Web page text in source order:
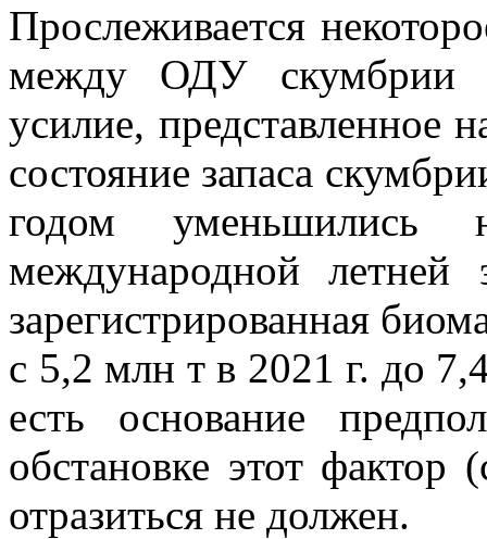
Прослеживается
между ОДУ скумбрии
усилие, представленное
состояние запаса
годом уменьшились
международной летней
зарегистрированная
с 5,2 млн т в 2021 г. до
есть основание
обстановке этот фактор
отразиться не должен.